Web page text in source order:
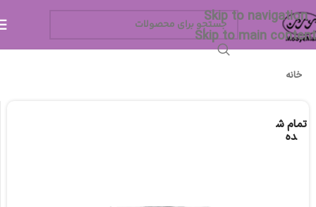
Skip to navigation
Skip to main content
خانه
تمام ش
ده